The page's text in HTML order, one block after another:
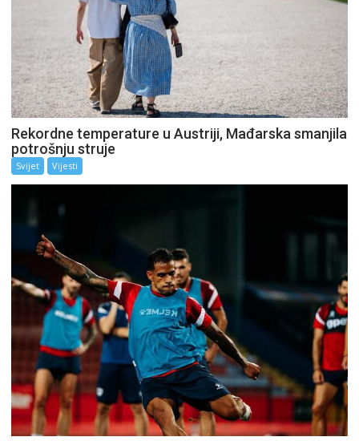
Rekordne temperature u Austriji, Mađarska smanjila
potrošnju struje
Svijet Vijesti